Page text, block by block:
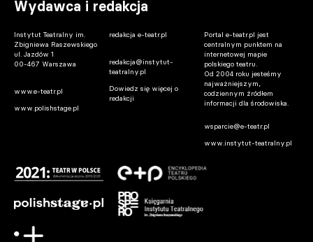
Wydawca i redakcja
Instytut Teatralny im.
Zbigniewa Raszewskiego
ul. Jazdów 1
00-467 Warszawa
www.e-teatr.pl
www.polishstage.pl
redakcja e-teatr.pl
redakcja@instytut-
teatralny.pl
Dowiedz się więcej o
redakcji
Portal e-teatr.pl jest
centralnym punktem na
internetowej mapie
polskiego teatru.
Od 2004 roku jesteśmy
najważniejszym,
codziennym źródłem
informacji dla środowiska.
wsparcie@e-teatr.pl
www.instytut-teatralny.pl